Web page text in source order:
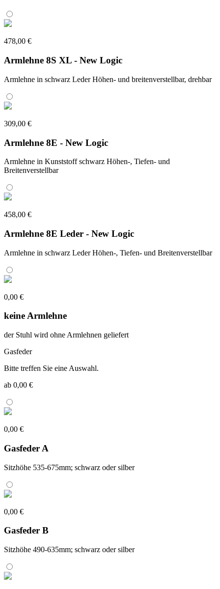
478,00 €
Armlehne 8S XL - New Logic
Armlehne in schwarz Leder Höhen- und breitenverstellbar, drehbar
309,00 €
Armlehne 8E - New Logic
Armlehne in Kunststoff schwarz Höhen-, Tiefen- und
Breitenverstellbar
458,00 €
Armlehne 8E Leder - New Logic
Armlehne in schwarz Leder Höhen-, Tiefen- und Breitenverstellbar
0,00 €
keine Armlehne
der Stuhl wird ohne Armlehnen geliefert
Gasfeder
Bitte treffen Sie eine Auswahl.
ab 0,00 €
0,00 €
Gasfeder A
Sitzhöhe 535-675mm; schwarz oder silber
0,00 €
Gasfeder B
Sitzhöhe 490-635mm; schwarz oder silber